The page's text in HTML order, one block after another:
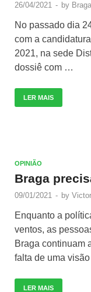
26/04/2021 - by
No passado dia
com a
2021, na sede
dossiê com …
LER MAIS
OPINIÃO
Braga
09/01/2021 - by
Enquanto a
ventos, as
Braga continuam
falta de uma
LER MAIS